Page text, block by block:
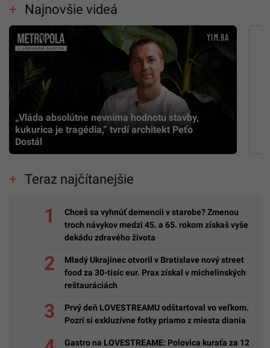
Najnovšie videá
„Vláda absolútne nevníma hodnotu stavby,
kukurica je tragédia,” tvrdí architekt Peťo
Dostál
Teraz najčítanejšie
Chceš sa vyhnúť demencii v starobe? Zmenou
troch návykov medzi 45. a 65. rokom získaš vyše
dekádu zdravého života
Mladý Ukrajinec otvoril v Bratislave nový street
food za 30-tisíc eur. Prax získal v michelinských
reštauráciách
Prvý deň LOVESTREAMU odštartoval vo veľkom.
Pozri si exkluzívne fotky priamo z miesta diania
Gastro na LOVESTREAME: Polovica kuraťa za 12